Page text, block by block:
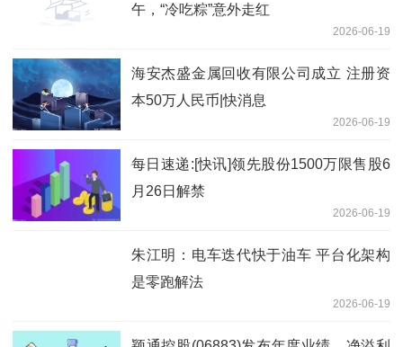
午，“冷吃粽”意外走红
2026-06-19
海安杰盛金属回收有限公司成立 注册资
本50万人民币|快消息
2026-06-19
每日速递:[快讯]领先股份1500万限售股6
月26日解禁
2026-06-19
朱江明：电车迭代快于油车 平台化架构
是零跑解法
2026-06-19